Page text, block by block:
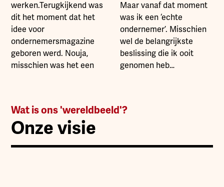
werken.Terugkijkend was
dit het moment dat het
idee voor
ondernemersmagazine
geboren werd. Nouja,
misschien was het een
Maar vanaf dat moment
was ik een ‘echte
ondernemer’. Misschien
wel de belangrijkste
beslissing die ik ooit
genomen heb…
Wat is ons 'wereldbeeld'?
Onze visie